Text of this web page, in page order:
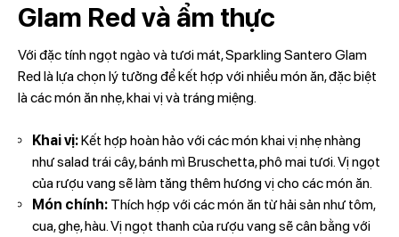
Glam Red và ẩm thực
Với đặc tính ngọt ngào và tươi mát, Sparkling Santero Glam
Red là lựa chọn lý tưởng để kết hợp với nhiều món ăn, đặc biệt
là các món ăn nhẹ, khai vị và tráng miệng.
Khai vị:Kết hợp hoàn hảo với các món khai vị nhẹ nhàng
như salad trái cây, bánh mì Bruschetta, phô mai tươi. Vị ngọt
của rượu vang sẽ làm tăng thêm hương vị cho các món ăn.
Món chính: Thích hợp với các món ăn từ hải sản như tôm,
cua, ghẹ, hàu. Vị ngọt thanh của rượu vang sẽ cân bằng với